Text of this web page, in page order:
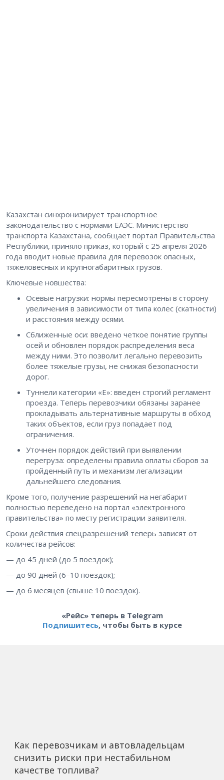
Казахстан синхронизирует транспортное
законодательство с нормами ЕАЭС. Министерство
транспорта Казахстана, сообщает портал Правительства
Республики, приняло приказ, который с 25 апреля 2026
года вводит новые правила для перевозок опасных,
тяжеловесных и крупногабаритных грузов.
Ключевые новшества:
Осевые нагрузки: нормы пересмотрены в сторону
увеличения в зависимости от типа колес (скатности)
и расстояния между осями.
Сближенные оси: введено четкое понятие группы
осей и обновлен порядок распределения веса
между ними. Это позволит легально перевозить
более тяжелые грузы, не снижая безопасности
дорог.
Туннели категории «Е»: введен строгий регламент
проезда. Теперь перевозчики обязаны заранее
прокладывать альтернативные маршруты в обход
таких объектов, если груз попадает под
ограничения.
Уточнен порядок действий при выявлении
перегруза: определены правила оплаты сборов за
пройденный путь и механизм легализации
дальнейшего следования.
Кроме того, получение разрешений на негабарит
полностью переведено на портал «электронного
правительства» по месту регистрации заявителя.
Сроки действия спецразрешений теперь зависят от
количества рейсов:
— до 45 дней (до 5 поездок);
— до 90 дней (6–10 поездок);
— до 6 месяцев (свыше 10 поездок).
«Рейс» теперь в Telegram
Подпишитесь, чтобы быть в курсе
Как перевозчикам и автовладельцам
снизить риски при нестабильном
качестве топлива?